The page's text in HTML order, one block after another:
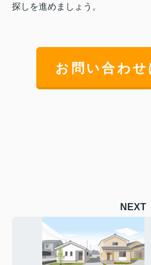
探しを進めましょう。
お問い合わせ
NEXT